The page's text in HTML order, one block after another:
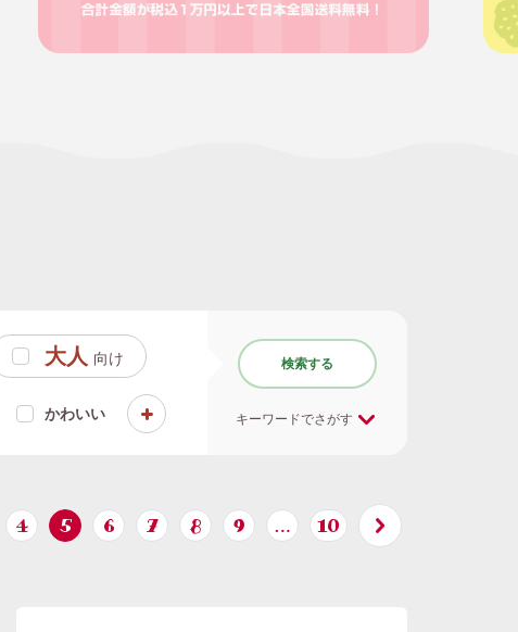
大人 向け
かわいい
検索する
キーワードでさがす
4 5 6 7 8 9 … 10